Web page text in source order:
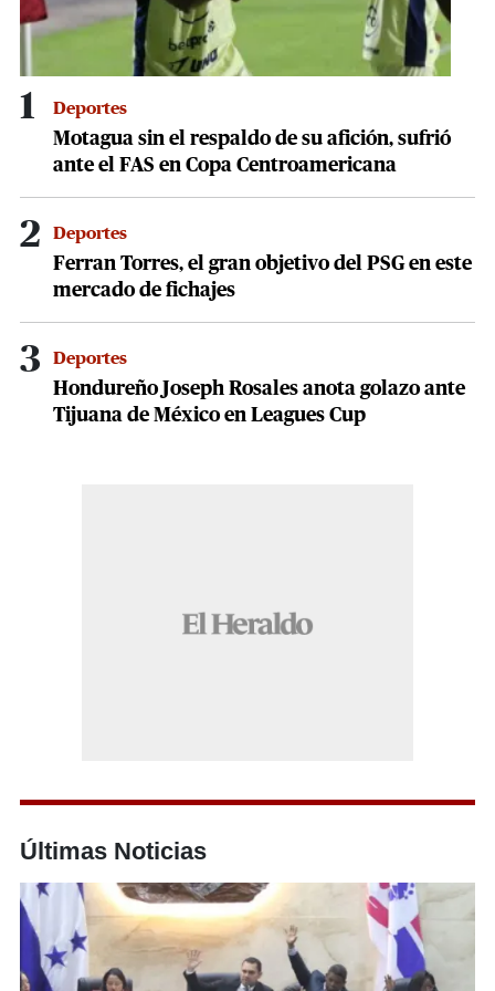
1 Deportes
Motagua sin el respaldo de su afición, sufrió
ante el FAS en Copa Centroamericana
2 Deportes
Ferran Torres, el gran objetivo del PSG en este
mercado de fichajes
3 Deportes
Hondureño Joseph Rosales anota golazo ante
Tijuana de México en Leagues Cup
Últimas Noticias